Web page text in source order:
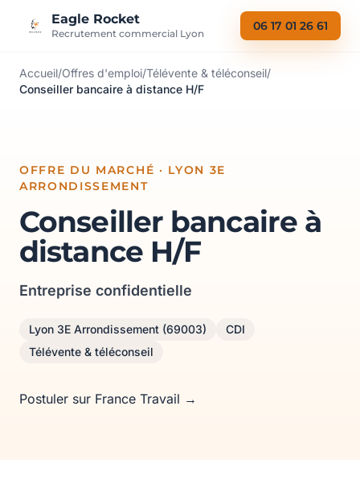
Eagle Rocket
Recrutement commercial Lyon
06 17 01 26 61
Accueil/Offres d'emploi/Télévente & téléconseil/
Conseiller bancaire à distance H/F
OFFRE DU MARCHÉ · LYON 3E
ARRONDISSEMENT
Conseiller bancaire à
distance H/F
Entreprise confidentielle
Lyon 3E Arrondissement (69003)
CDI
Télévente & téléconseil
Postuler sur France Travail →